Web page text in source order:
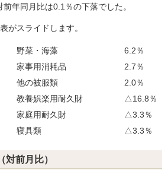
年同月比は0.1％の下落でした。
がスライドします。
野菜・海藻
6.2％
家事用消耗品
2.7％
他の被服類
2.0％
教養娯楽用耐久財
△16.8％
家庭用耐久財
△3.3％
寝具類
△3.3％
前月比）